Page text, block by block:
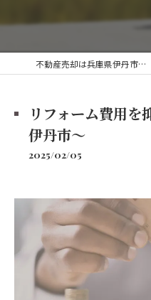
不動産売却は兵庫県伊丹市の株式会社アークエステート
リフォーム費用を
伊丹市～
2025/02/05